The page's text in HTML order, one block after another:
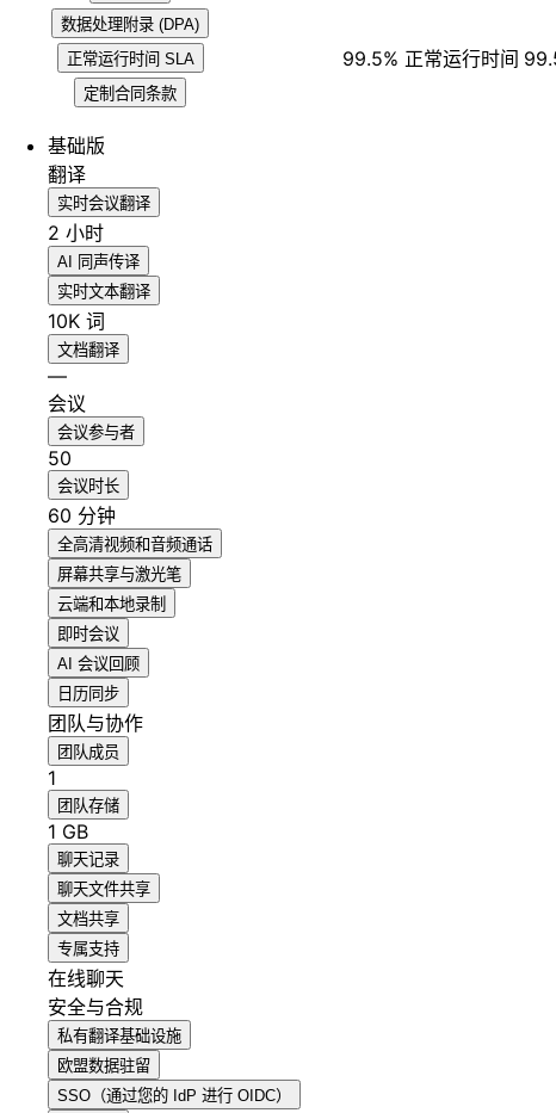
数据处理附录 (DPA)
正常运行时间 SLA 99.5% 正常运行时间
定制合同条款
基础版
翻译
实时会议翻译
2 小时
AI 同声传译
实时文本翻译
10K 词
文档翻译
—
会议
会议参与者
50
会议时长
60 分钟
全高清视频和音频通话
屏幕共享与激光笔
云端和本地录制
即时会议
AI 会议回顾
日历同步
团队与协作
团队成员
1
团队存储
1 GB
聊天记录
聊天文件共享
文档共享
专属支持
在线聊天
安全与合规
私有翻译基础设施
欧盟数据驻留
SSO（通过您的 IdP 进行 OIDC）